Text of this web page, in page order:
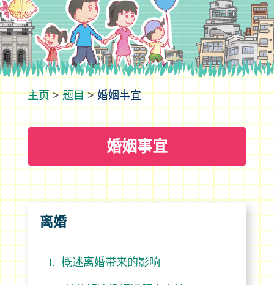
>题目>婚姻事宜
婚姻事宜
离婚
概述离婚带来的影响